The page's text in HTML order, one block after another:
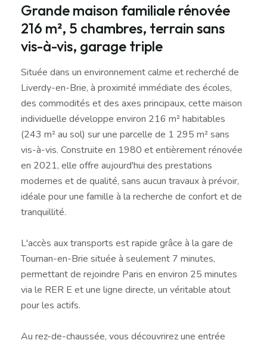
Grande maison familiale rénovée
216 m², 5 chambres, terrain sans
vis-à-vis, garage triple
Située dans un environnement calme et recherché de
Liverdy-en-Brie, à proximité immédiate des écoles,
des commodités et des axes principaux, cette maison
individuelle développe environ 216 m² habitables
(243 m² au sol) sur une parcelle de 1 295 m² sans
vis-à-vis. Construite en 1980 et entièrement rénovée
en 2021, elle offre aujourd'hui des prestations
modernes et de qualité, sans aucun travaux à prévoir,
idéale pour une famille à la recherche de confort et de
tranquillité.
L'accès aux transports est rapide grâce à la gare de
Tournan-en-Brie située à seulement 7 minutes,
permettant de rejoindre Paris en environ 25 minutes
via le RER E et une ligne directe, un véritable atout
pour les actifs.
Au rez-de-chaussée, vous découvrirez une entrée